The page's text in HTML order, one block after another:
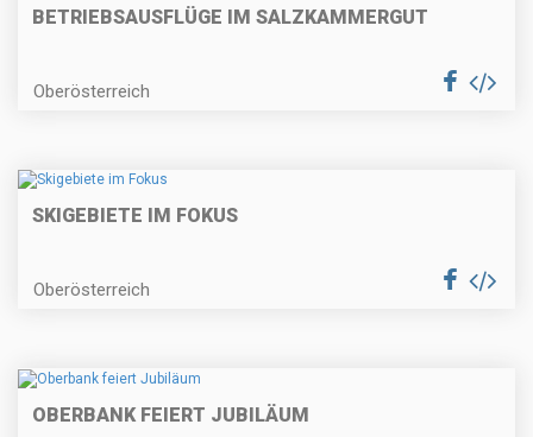
BETRIEBSAUSFLÜGE IM SALZKAMMERGUT
Oberösterreich
SKIGEBIETE IM FOKUS
Oberösterreich
OBERBANK FEIERT JUBILÄUM